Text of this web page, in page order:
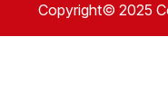
Copyright© 2025